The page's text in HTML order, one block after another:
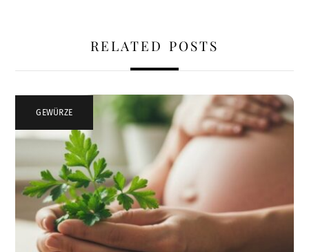
RELATED POSTS
GEWÜRZE